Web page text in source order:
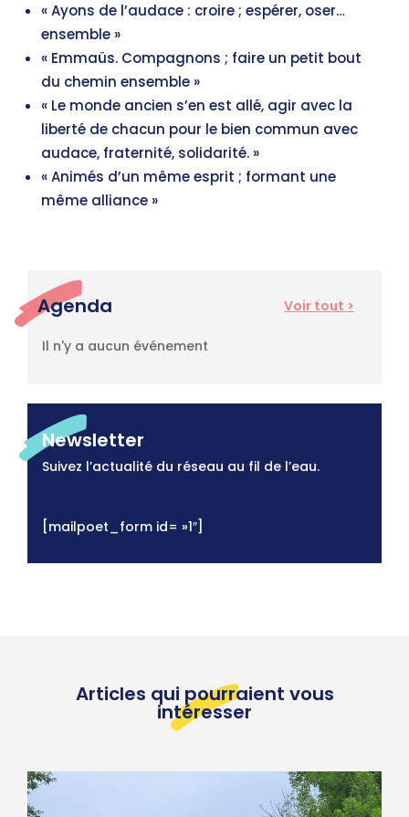
« Ayons de l’audace : croire ; espérer, oser…
ensemble »
« Emmaüs. Compagnons ; faire un petit bout
du chemin ensemble »
« Le monde ancien s’en est allé, agir avec la
liberté de chacun pour le bien commun avec
audace, fraternité, solidarité. »
« Animés d’un même esprit ; formant une
même alliance »
Agenda Voir tout >
Il n'y a aucun événement
Newsletter
Suivez l’actualité du réseau au fil de l’eau.
[mailpoet_form id= »1″]
Articles qui pourraient vous
intéresser